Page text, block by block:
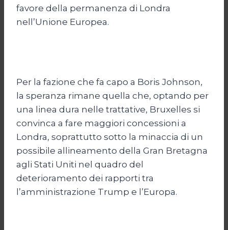
favore della permanenza di Londra
nell’Unione Europea.
Per la fazione che fa capo a Boris Johnson,
la speranza rimane quella che, optando per
una linea dura nelle trattative, Bruxelles si
convinca a fare maggiori concessioni a
Londra, soprattutto sotto la minaccia di un
possibile allineamento della Gran Bretagna
agli Stati Uniti nel quadro del
deterioramento dei rapporti tra
l’amministrazione Trump e l’Europa.